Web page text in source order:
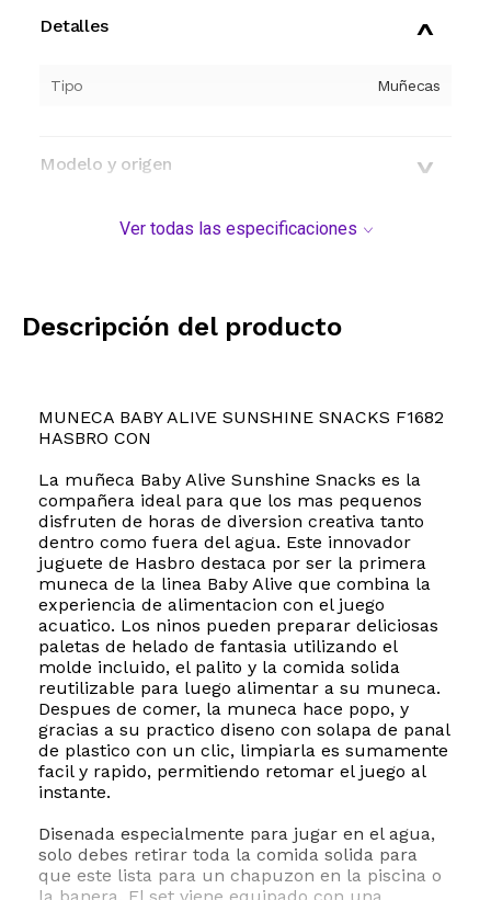
Detalles
Tipo Muñecas
Modelo y origen
Ver todas las especificaciones
Descripción del producto
MUNECA BABY ALIVE SUNSHINE SNACKS F1682
HASBRO CON
La muñeca Baby Alive Sunshine Snacks es la
compañera ideal para que los mas pequenos
disfruten de horas de diversion creativa tanto
dentro como fuera del agua. Este innovador
juguete de Hasbro destaca por ser la primera
muneca de la linea Baby Alive que combina la
experiencia de alimentacion con el juego
acuatico. Los ninos pueden preparar deliciosas
paletas de helado de fantasia utilizando el
molde incluido, el palito y la comida solida
reutilizable para luego alimentar a su muneca.
Despues de comer, la muneca hace popo, y
gracias a su practico diseno con solapa de panal
de plastico con un clic, limpiarla es sumamente
facil y rapido, permitiendo retomar el juego al
instante.
Disenada especialmente para jugar en el agua,
solo debes retirar toda la comida solida para
que este lista para un chapuzon en la piscina o